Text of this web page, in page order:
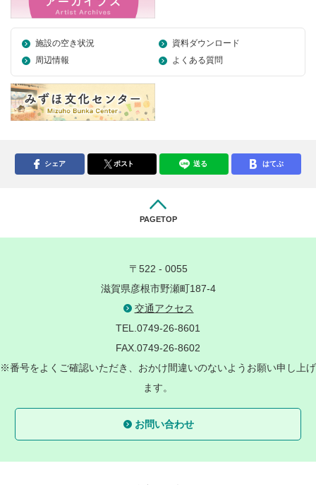
施設の空き状況
資料ダウンロード
周辺情報
よくある質問
シェア ポスト 送る はてぶ
PAGETOP
〒522 - 0055
滋賀県彦根市野瀬町187-4
交通アクセス
TEL.0749-26-8601
FAX.0749-26-8602
※番号をよくご確認いただき、おかけ間違いのないようお願い申し上げ
ます。
お問い合わせ